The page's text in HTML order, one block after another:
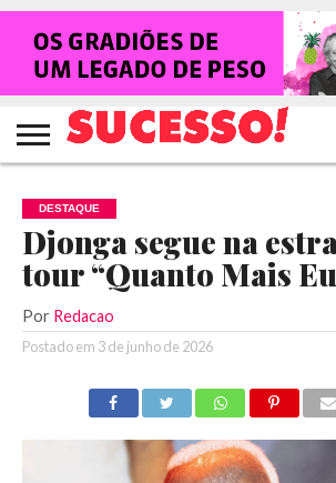
HOME
NOTÍCIAS
SHOWS
ENTREVISTAS
CLIQUES
RANKING
CROWLEY
TV
SUCESSO!
REVISTA
SUCESSO!
DESTAQUE
Djonga segue na
tour “Quanto Mais
Por Redacao
Postado em 3 de junho de 2026